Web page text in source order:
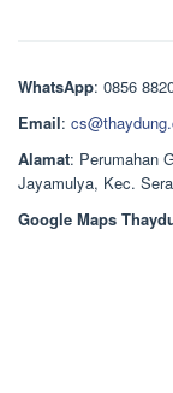
WhatsApp: 0856
Email:
Alamat: Perumahan
Jayamulya, Kec.
Google Maps